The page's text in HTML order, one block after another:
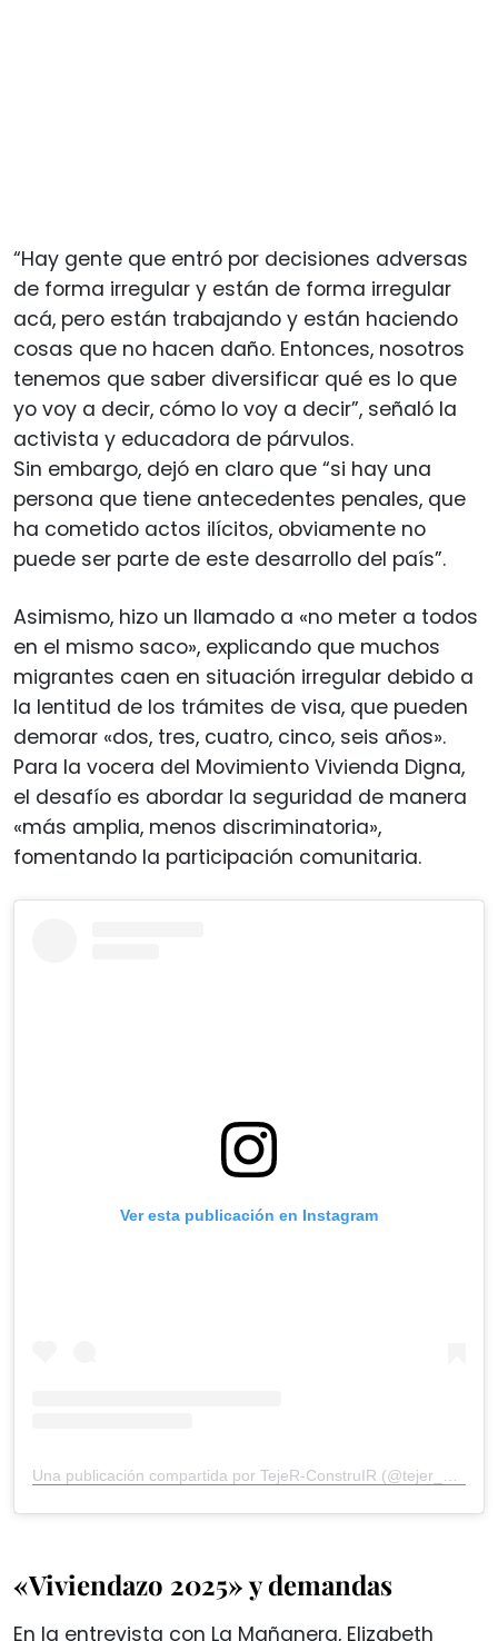
“Hay gente que entró por decisiones adversas
de forma irregular y están de forma irregular
acá, pero están trabajando y están haciendo
cosas que no hacen daño. Entonces, nosotros
tenemos que saber diversificar qué es lo que
yo voy a decir, cómo lo voy a decir”, señaló la
activista y educadora de párvulos.
Sin embargo, dejó en claro que “si hay una
persona que tiene antecedentes penales, que
ha cometido actos ilícitos, obviamente no
puede ser parte de este desarrollo del país”.
Asimismo, hizo un llamado a «no meter a todos
en el mismo saco», explicando que muchos
migrantes caen en situación irregular debido a
la lentitud de los trámites de visa, que pueden
demorar «dos, tres, cuatro, cinco, seis años».
Para la vocera del Movimiento Vivienda Digna,
el desafío es abordar la seguridad de manera
«más amplia, menos discriminatoria»,
fomentando la participación comunitaria.
Ver esta publicación en Instagram
«Viviendazo 2025» y demandas
En la entrevista con La Mañanera, Elizabeth